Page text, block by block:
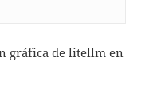
gráfica de litellm en